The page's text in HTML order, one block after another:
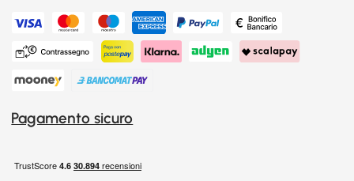
Pagamento sicuro